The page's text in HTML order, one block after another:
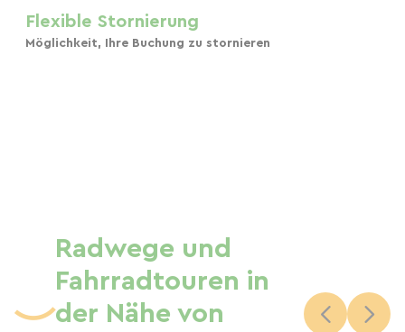
Flexible Stornierung
Möglichkeit, Ihre Buchung zu stornieren
Radwege und
Fahrradtouren in
der Nähe von